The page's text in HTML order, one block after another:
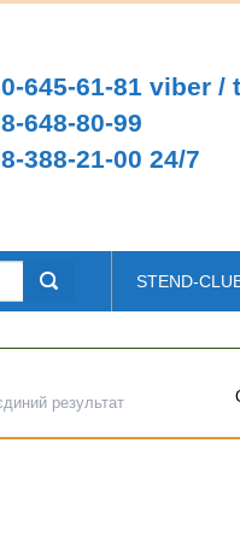
645-61-81 viber /
648-80-99
388-21-00 24/7
STEND-
результат